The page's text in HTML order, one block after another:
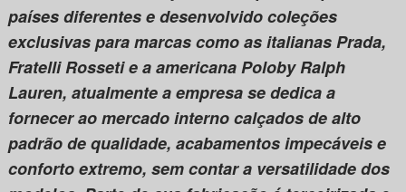
países diferentes e desenvolvido coleções
exclusivas para marcas como as italianas Prada,
Fratelli Rosseti e a americana Poloby Ralph
Lauren, atualmente a empresa se dedica a
fornecer ao mercado interno calçados de alto
padrão de qualidade, acabamentos impecáveis e
conforto extremo, sem contar a versatilidade dos